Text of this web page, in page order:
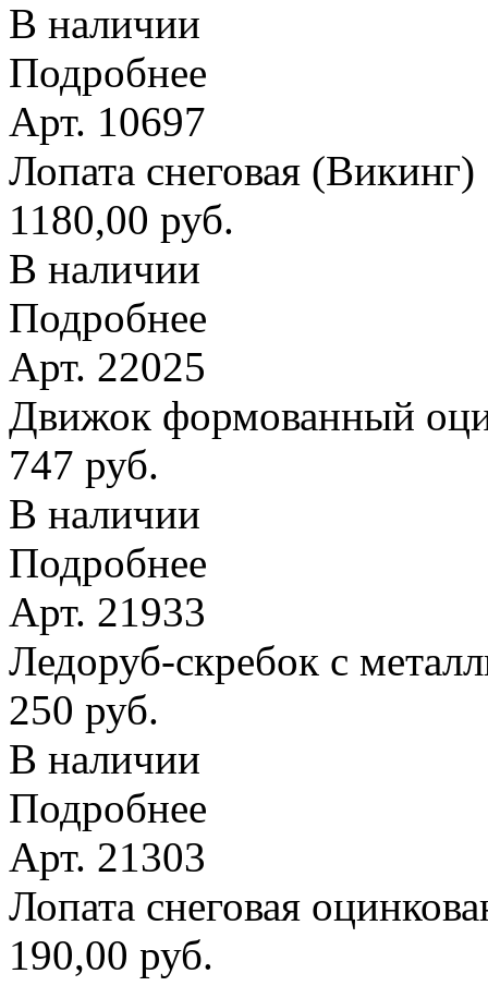
В наличии
Подробнее
Арт. 10697
Лопата снеговая
1180,00 руб.
В наличии
Подробнее
Арт. 22025
Движок формованный
747 руб.
В наличии
Подробнее
Арт. 21933
Ледоруб-скребок с
250 руб.
В наличии
Подробнее
Арт. 21303
Лопата снеговая
190,00 руб.